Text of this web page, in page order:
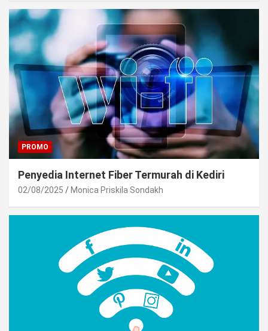
PROMO
Penyedia Internet Fiber Termurah di Kediri
02/08/2025 Monica Priskila Sondakh